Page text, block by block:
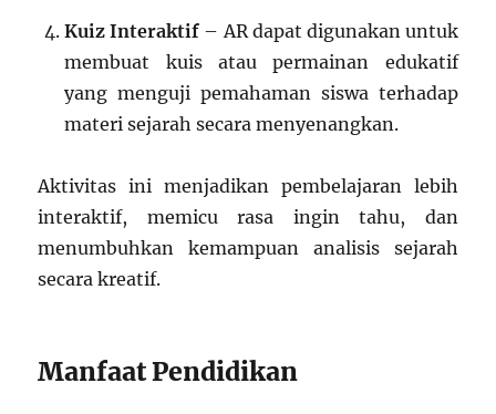
Kuiz Interaktif – AR dapat digunakan untuk
membuat kuis atau permainan edukatif
yang menguji pemahaman siswa terhadap
materi sejarah secara menyenangkan.
Aktivitas ini menjadikan pembelajaran lebih
interaktif, memicu rasa ingin tahu, dan
menumbuhkan kemampuan analisis sejarah
secara kreatif.
Manfaat Pendidikan